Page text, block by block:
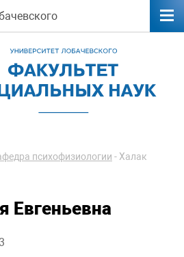
психофизиологии - Халак
Евгеньевна